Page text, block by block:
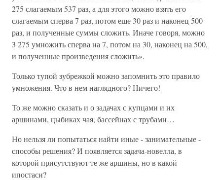
275 слагаемым 537 раз, а для этого можно взять его
слагаемым сперва 7 раз, потом еще 30 раз и наконец 500
раз, и полученные суммы сложить. Иначе говоря, можно
3 275 умножить сперва на 7, потом на 30, наконец на 500,
и полученные произведения сложить».
Только тупой зубрежкой можно запомнить это правило
умножения. Что в нем наглядного? Ничего!
То же можно сказать и о задачах с купцами и их
аршинами, цыбиках чая, бассейнах с трубами…
Но нельзя ли попытаться найти иные - занимательные -
способы решения? И появляется задача-новелла, в
которой присутствуют те же аршины, но в какой
ипостаси?